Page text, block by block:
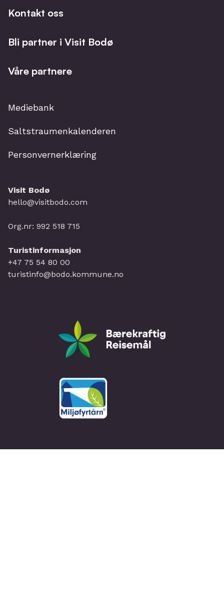
Kontakt oss
Bli partner i Visit Bodø
Våre partnere
Mediebank
Saltstraumenkalenderen
Personvernerklæring
Visit Bodø
hello@visitbodo.com
Org.nr: 992 518 715
Turistinformasjon
+47 75 54 80 00
turistinfo@bodo.kommune.no